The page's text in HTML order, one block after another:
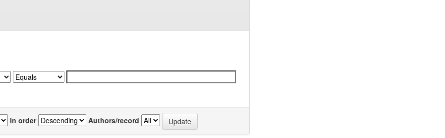
In order Authors/record